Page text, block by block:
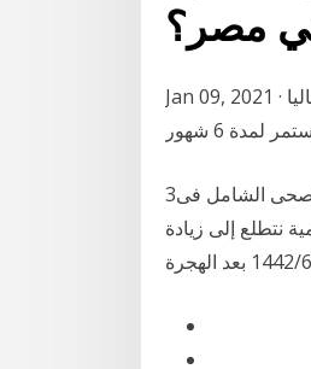
Jan 09, 2021 · التحول التدريجى للأونلاين فى الدراسة. وأشار إلى أن معهد التأمين فى مصر يدرس حاليا
3‏‏/6‏‏/1442 بعد الهجرة 3‏‏/6‏‏/1442 بعد الهجرة وزير المالية رئيس الهيئة العامة للتأمين الصحى الشامل فى
نتطلع إلى زيادة